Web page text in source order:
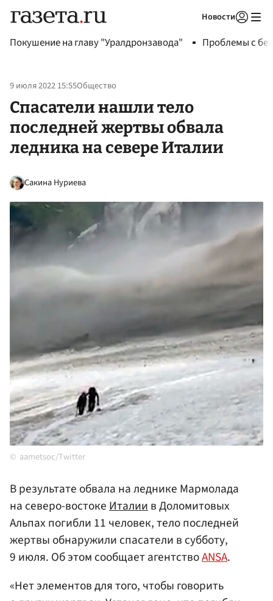
Новости
Покушение на главу "Уралдронзавода" Проблемы с
9 июля 2022 15:55Общество
Спасатели нашли тело
последней жертвы обвала
ледника на севере Италии
Сакина Нуриева
aametsoc/Twitter
В результате обвала на леднике Мармолада
на северо-востокеИталиив Доломитовых
Альпах погибли 11 человек, тело последней
жертвы обнаружили спасатели в субботу,
9 июля. Об этом сообщает агентствоANSA.
«Нет элементов для того, чтобы говорить